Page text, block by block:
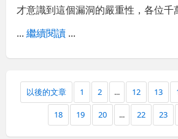
才意識到這個漏洞的嚴重性，各位千
...繼續閱讀 ...
以後的文章 1 2 ... 12 13
18 19 20 ... 22 23